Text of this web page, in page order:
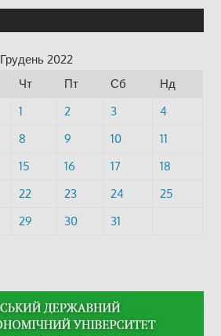
Грудень 2022
Чт Пт Сб
Нд
1
2 3
4
8 9 10
11
15 16 17
18
22 23 24
25
29 30 31